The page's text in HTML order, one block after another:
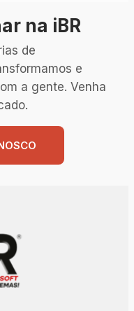
na iBR
de
e
a gente. Venha